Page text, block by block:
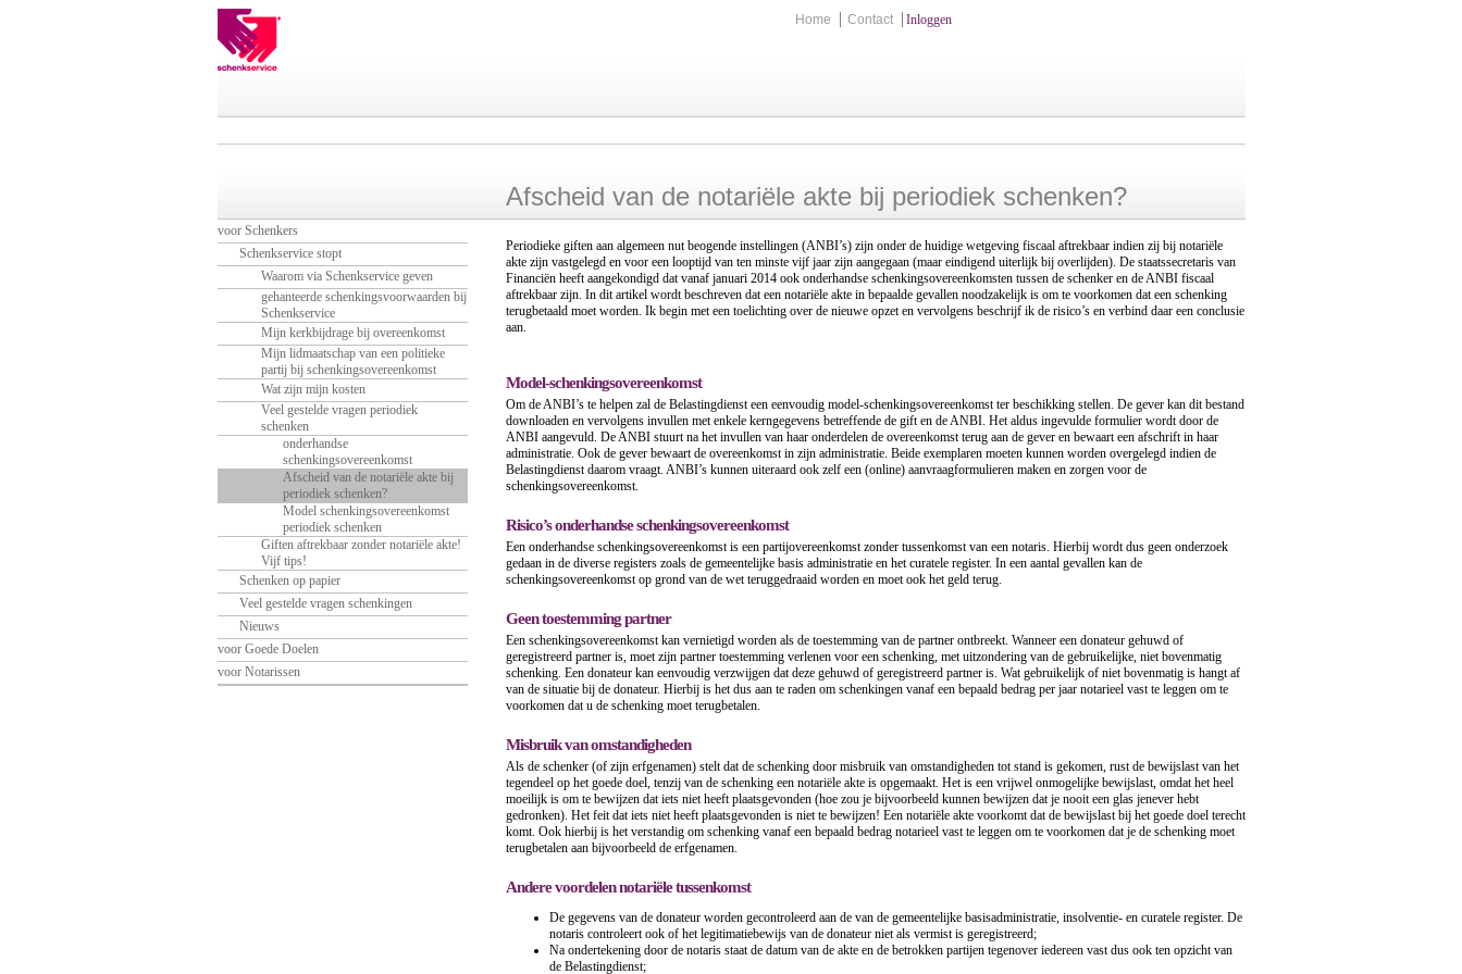
Home Contact Inloggen
Afscheid van de notariële akte bij periodiek schenken?
Periodieke giften aan algemeen nut beogende instellingen (ANBI’s) zijn onder de huidige wetgeving fiscaal aftrekbaar indien zij bij notariële
akte zijn vastgelegd en voor een looptijd van ten minste vijf jaar zijn aangegaan (maar eindigend uiterlijk bij overlijden). De staatssecretaris van
Financiën heeft aangekondigd dat vanaf januari 2014 ook onderhandse schenkingsovereenkomsten tussen de schenker en de ANBI fiscaal
aftrekbaar zijn. In dit artikel wordt beschreven dat een notariële akte in bepaalde gevallen noodzakelijk is om te voorkomen dat een schenking
terugbetaald moet worden. Ik begin met een toelichting over de nieuwe opzet en vervolgens beschrijf ik de risico’s en verbind daar een conclusie
aan.
Model-schenkingsovereenkomst
Om de ANBI’s te helpen zal de Belastingdienst een eenvoudig model-schenkingsovereenkomst ter beschikking stellen. De gever kan dit bestand
downloaden en vervolgens invullen met enkele kerngegevens betreffende de gift en de ANBI. Het aldus ingevulde formulier wordt door de
ANBI aangevuld. De ANBI stuurt na het invullen van haar onderdelen de overeenkomst terug aan de gever en bewaart een afschrift in haar
administratie. Ook de gever bewaart de overeenkomst in zijn administratie. Beide exemplaren moeten kunnen worden overgelegd indien de
Belastingdienst daarom vraagt. ANBI’s kunnen uiteraard ook zelf een (online) aanvraagformulieren maken en zorgen voor de
schenkingsovereenkomst.
Risico’s onderhandse schenkingsovereenkomst
Een onderhandse schenkingsovereenkomst is een partijovereenkomst zonder tussenkomst van een notaris. Hierbij wordt dus geen onderzoek
gedaan in de diverse registers zoals de gemeentelijke basis administratie en het curatele register. In een aantal gevallen kan de
schenkingsovereenkomst op grond van de wet teruggedraaid worden en moet ook het geld terug.
Geen toestemming partner
Een schenkingsovereenkomst kan vernietigd worden als de toestemming van de partner ontbreekt. Wanneer een donateur gehuwd of
geregistreerd partner is, moet zijn partner toestemming verlenen voor een schenking, met uitzondering van de gebruikelijke, niet bovenmatig
schenking. Een donateur kan eenvoudig verzwijgen dat deze gehuwd of geregistreerd partner is. Wat gebruikelijk of niet bovenmatig is hangt af
van de situatie bij de donateur. Hierbij is het dus aan te raden om schenkingen vanaf een bepaald bedrag per jaar notarieel vast te leggen om te
voorkomen dat u de schenking moet terugbetalen.
Misbruik van omstandigheden
Als de schenker (of zijn erfgenamen) stelt dat de schenking door misbruik van omstandigheden tot stand is gekomen, rust de bewijslast van het
tegendeel op het goede doel, tenzij van de schenking een notariële akte is opgemaakt. Het is een vrijwel onmogelijke bewijslast, omdat het heel
moeilijk is om te bewijzen dat iets niet heeft plaatsgevonden (hoe zou je bijvoorbeeld kunnen bewijzen dat je nooit een glas jenever hebt
gedronken). Het feit dat iets niet heeft plaatsgevonden is niet te bewijzen! Een notariële akte voorkomt dat de bewijslast bij het goede doel terecht
komt. Ook hierbij is het verstandig om schenking vanaf een bepaald bedrag notarieel vast te leggen om te voorkomen dat je de schenking moet
terugbetalen aan bijvoorbeeld de erfgenamen.
Andere voordelen notariële tussenkomst
De gegevens van de donateur worden gecontroleerd aan de van de gemeentelijke basisadministratie, insolventie- en curatele register. De
notaris controleert ook of het legitimatiebewijs van de donateur niet als vermist is geregistreerd;
Na ondertekening door de notaris staat de datum van de akte en de betrokken partijen tegenover iedereen vast dus ook ten opzicht van
de Belastingdienst;
voor Schenkers
Schenkservice stopt
Waarom via Schenkservice geven
gehanteerde schenkingsvoorwaarden bij
Schenkservice
Mijn kerkbijdrage bij overeenkomst
Mijn lidmaatschap van een politieke
partij bij schenkingsovereenkomst
Wat zijn mijn kosten
Veel gestelde vragen periodiek
schenken
onderhandse
schenkingsovereenkomst
Afscheid van de notariële akte bij
periodiek schenken?
Model schenkingsovereenkomst
periodiek schenken
Giften aftrekbaar zonder notariële akte!
Vijf tips!
Schenken op papier
Veel gestelde vragen schenkingen
Nieuws
voor Goede Doelen
voor Notarissen